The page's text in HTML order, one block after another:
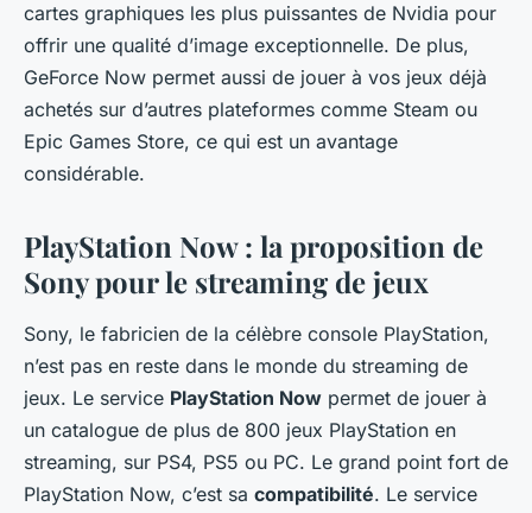
cartes graphiques les plus puissantes de Nvidia pour
offrir une qualité d’image exceptionnelle. De plus,
GeForce Now permet aussi de jouer à vos jeux déjà
achetés sur d’autres plateformes comme Steam ou
Epic Games Store, ce qui est un avantage
considérable.
PlayStation Now : la proposition de
Sony pour le streaming de jeux
Sony, le fabricien de la célèbre console PlayStation,
n’est pas en reste dans le monde du streaming de
jeux. Le service PlayStation Now permet de jouer à
un catalogue de plus de 800 jeux PlayStation en
streaming, sur PS4, PS5 ou PC. Le grand point fort de
PlayStation Now, c’est sa compatibilité. Le service